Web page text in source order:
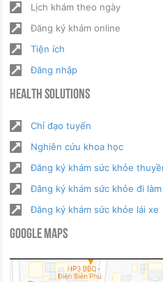
Lịch khám theo ngày
Đăng ký khám online
Tiện ích
Đăng nhập
Health Solutions
Chỉ đạo tuyến
Nghiên cứu khoa học
Đăng ký khám sức khỏe
Đăng ký khám sức khỏe đi làm
Đăng ký khám sức khỏe lái xe
Google Maps